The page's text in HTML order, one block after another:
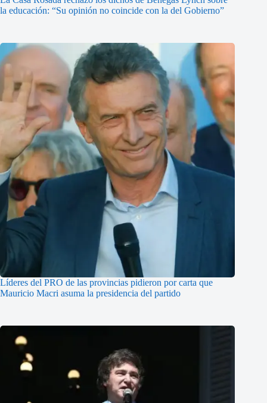
la educación: “Su opinión no coincide con la del Gobierno”
Líderes del PRO de las provincias pidieron por carta que
Mauricio Macri asuma la presidencia del partido